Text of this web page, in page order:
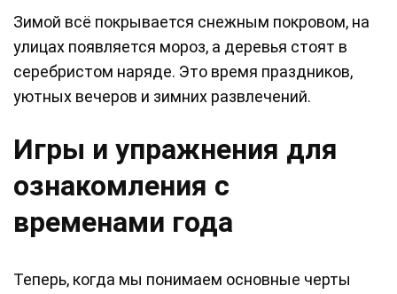
Зимой всё покрывается снежным покровом, на
улицах появляется мороз, а деревья стоят в
серебристом наряде. Это время праздников,
уютных вечеров и зимних развлечений.
Игры и упражнения для
ознакомления с
временами года
Теперь, когда мы понимаем основные черты